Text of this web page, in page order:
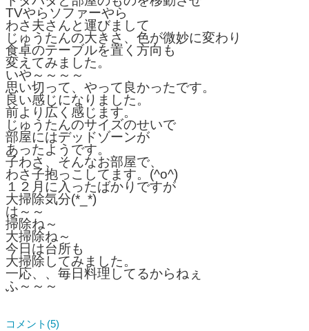
TVやらソファーやら
わさ夫さんと運びまして
じゅうたんの大きさ、色が微妙に変わり
食卓のテーブルを置く方向も
変えてみました。
いや～～～～
思い切って、やって良かったです。
良い感じになりました。
前より広く感じます。
じゅうたんのサイズのせいで
部屋にはデッドゾーンが
あったようです。
子わさ、そんなお部屋で、
わさ子抱っこしてます。(^o^)
１２月に入ったばかりですが
大掃除気分(*_*)
は～～
掃除ね～
大掃除ね～
今日は台所も
大掃除してみました。
一応、、毎日料理してるからねぇ
ふ～～～
コメント(5)